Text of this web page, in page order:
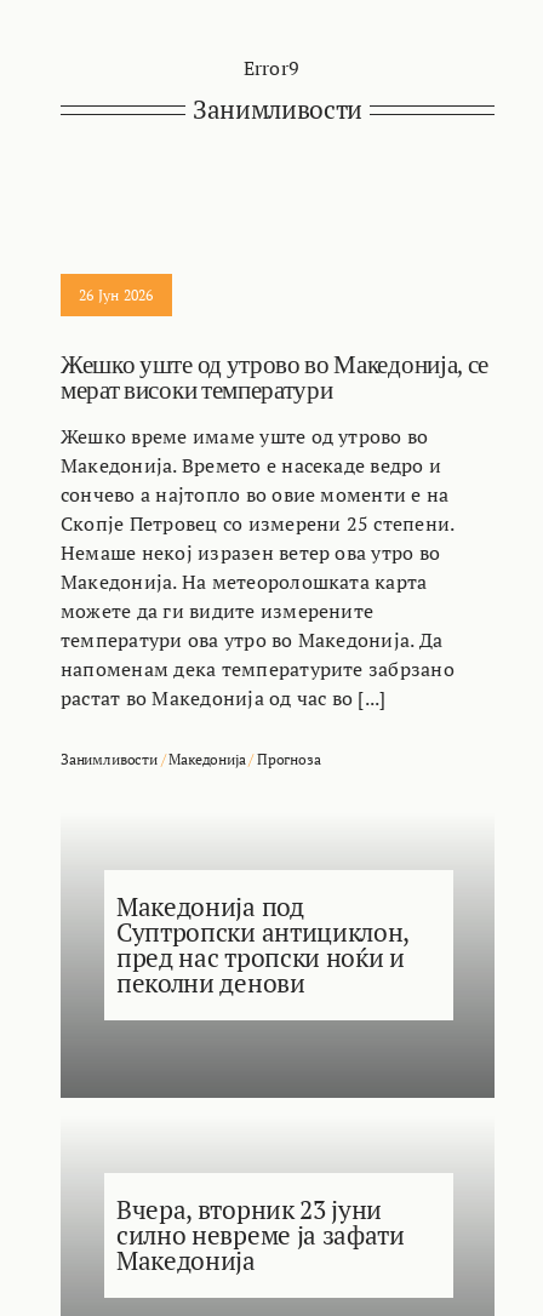
Error9
Занимливости
26 Јун 2026
Жешко уште од утрово во Македонија, се
мерат високи температури
Жешко време имаме уште од утрово во
Македонија. Времето е насекаде ведро и
сончево а најтопло во овие моменти е на
Скопје Петровец со измерени 25 степени.
Немаше некој изразен ветер ова утро во
Македонија. На метеоролошката карта
можете да ги видите измерените
температури ова утро во Македонија. Да
напоменам дека температурите забрзано
растат во Македонија од час во [...]
Занимливости/Македонија/Прогноза
Македонија под
Суптропски антициклон,
пред нас тропски ноќи и
пеколни денови
Вчера, вторник 23 јуни
силно невреме ја зафати
Македонија